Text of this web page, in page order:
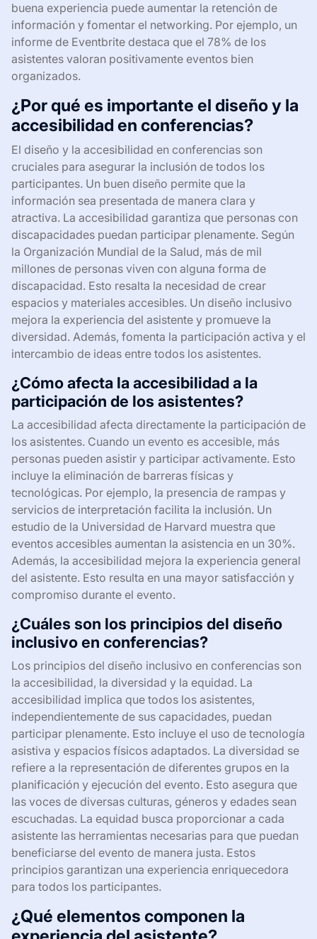
buena experiencia puede aumentar la retención de
información y fomentar el networking. Por ejemplo, un
informe de Eventbrite destaca que el 78% de los
asistentes valoran positivamente eventos bien
organizados.
¿Por qué es importante el diseño y la
accesibilidad en conferencias?
El diseño y la accesibilidad en conferencias son
cruciales para asegurar la inclusión de todos los
participantes. Un buen diseño permite que la
información sea presentada de manera clara y
atractiva. La accesibilidad garantiza que personas con
discapacidades puedan participar plenamente. Según
la Organización Mundial de la Salud, más de mil
millones de personas viven con alguna forma de
discapacidad. Esto resalta la necesidad de crear
espacios y materiales accesibles. Un diseño inclusivo
mejora la experiencia del asistente y promueve la
diversidad. Además, fomenta la participación activa y el
intercambio de ideas entre todos los asistentes.
¿Cómo afecta la accesibilidad a la
participación de los asistentes?
La accesibilidad afecta directamente la participación de
los asistentes. Cuando un evento es accesible, más
personas pueden asistir y participar activamente. Esto
incluye la eliminación de barreras físicas y
tecnológicas. Por ejemplo, la presencia de rampas y
servicios de interpretación facilita la inclusión. Un
estudio de la Universidad de Harvard muestra que
eventos accesibles aumentan la asistencia en un 30%.
Además, la accesibilidad mejora la experiencia general
del asistente. Esto resulta en una mayor satisfacción y
compromiso durante el evento.
¿Cuáles son los principios del diseño
inclusivo en conferencias?
Los principios del diseño inclusivo en conferencias son
la accesibilidad, la diversidad y la equidad. La
accesibilidad implica que todos los asistentes,
independientemente de sus capacidades, puedan
participar plenamente. Esto incluye el uso de tecnología
asistiva y espacios físicos adaptados. La diversidad se
refiere a la representación de diferentes grupos en la
planificación y ejecución del evento. Esto asegura que
las voces de diversas culturas, géneros y edades sean
escuchadas. La equidad busca proporcionar a cada
asistente las herramientas necesarias para que puedan
beneficiarse del evento de manera justa. Estos
principios garantizan una experiencia enriquecedora
para todos los participantes.
¿Qué elementos componen la